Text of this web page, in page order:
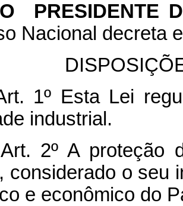
DA
Nacional decreta
1º Esta Lei
industrial.
Art. 2º A proteção
considerado o seu
e econômico do